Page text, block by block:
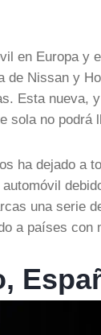
en Europa y
de Nissan y
Esta nueva,
sola no podrá
ha dejado a
una serie
a países con